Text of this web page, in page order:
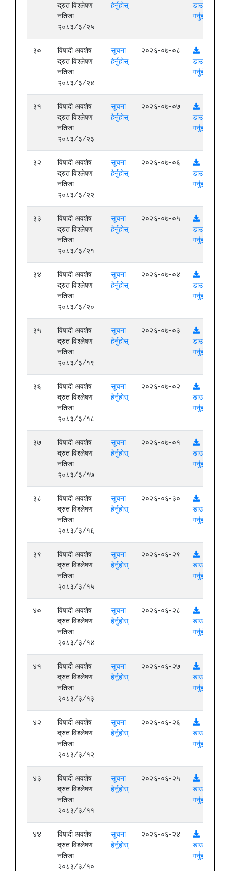
द्रुत विश्लेषण
नतिजा
२०८३/३/२५
हेर्नुहोस्
डाउनलोड
गर्नुहोस्
३०
विषादी अवशेष
द्रुत विश्लेषण
नतिजा
२०८३/३/२४
सूचना
हेर्नुहोस्
२०२६-०७-०८
डाउनलोड
गर्नुहोस्
३१
विषादी अवशेष
द्रुत विश्लेषण
नतिजा
२०८३/३/२३
सूचना
हेर्नुहोस्
२०२६-०७-०७
डाउनलोड
गर्नुहोस्
३२
विषादी अवशेष
द्रुत विश्लेषण
नतिजा
२०८३/३/२२
सूचना
हेर्नुहोस्
२०२६-०७-०६
डाउनलोड
गर्नुहोस्
३३
विषादी अवशेष
द्रुत विश्लेषण
नतिजा
२०८३/३/२१
सूचना
हेर्नुहोस्
२०२६-०७-०५
डाउनलोड
गर्नुहोस्
३४
विषादी अवशेष
द्रुत विश्लेषण
नतिजा
२०८३/३/२०
सूचना
हेर्नुहोस्
२०२६-०७-०४
डाउनलोड
गर्नुहोस्
३५
विषादी अवशेष
द्रुत विश्लेषण
नतिजा
२०८३/३/१९
सूचना
हेर्नुहोस्
२०२६-०७-०३
डाउनलोड
गर्नुहोस्
३६
विषादी अवशेष
द्रुत विश्लेषण
नतिजा
२०८३/३/१८
सूचना
हेर्नुहोस्
२०२६-०७-०२
डाउनलोड
गर्नुहोस्
३७
विषादी अवशेष
द्रुत विश्लेषण
नतिजा
२०८३/३/१७
सूचना
हेर्नुहोस्
२०२६-०७-०१
डाउनलोड
गर्नुहोस्
३८
विषादी अवशेष
द्रुत विश्लेषण
नतिजा
२०८३/३/१६
सूचना
हेर्नुहोस्
२०२६-०६-३०
डाउनलोड
गर्नुहोस्
३९
विषादी अवशेष
द्रुत विश्लेषण
नतिजा
२०८३/३/१५
सूचना
हेर्नुहोस्
२०२६-०६-२९
डाउनलोड
गर्नुहोस्
४०
विषादी अवशेष
द्रुत विश्लेषण
नतिजा
२०८३/३/१४
सूचना
हेर्नुहोस्
२०२६-०६-२८
डाउनलोड
गर्नुहोस्
४१
विषादी अवशेष
द्रुत विश्लेषण
नतिजा
२०८३/३/१३
सूचना
हेर्नुहोस्
२०२६-०६-२७
डाउनलोड
गर्नुहोस्
४२
विषादी अवशेष
द्रुत विश्लेषण
नतिजा
२०८३/३/१२
सूचना
हेर्नुहोस्
२०२६-०६-२६
डाउनलोड
गर्नुहोस्
४३
विषादी अवशेष
द्रुत विश्लेषण
नतिजा
२०८३/३/११
सूचना
हेर्नुहोस्
२०२६-०६-२५
डाउनलोड
गर्नुहोस्
४४
विषादी अवशेष
द्रुत विश्लेषण
नतिजा
२०८३/३/१०
सूचना
हेर्नुहोस्
२०२६-०६-२४
डाउनलोड
गर्नुहोस्